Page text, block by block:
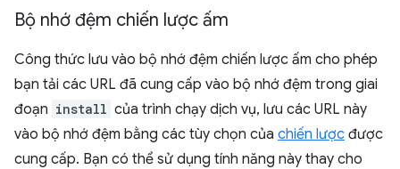
Bộ nhớ đệm chiến lược ấm
Công thức lưu vào bộ nhớ đệm chiến lược ấm cho phép
bạn tải các URL đã cung cấp vào bộ nhớ đệm trong giai
đoạn install của trình chạy dịch vụ, lưu các URL này
vào bộ nhớ đệm bằng các tùy chọn của chiến lược được
cung cấp. Bạn có thể sử dụng tính năng này thay cho